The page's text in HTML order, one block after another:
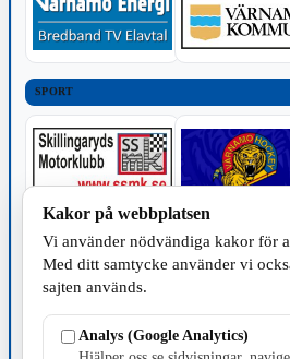
SPORT
TILLVERKNING
Kakor på webbplatsen
Vi använder nödvändiga kakor för
Med ditt samtycke använder vi
sajten används.
Analys (Google Analytics)